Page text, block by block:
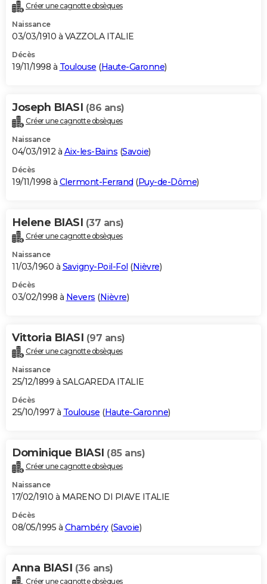
Créer une cagnotte obsèques
Naissance
03/03/1910 à VAZZOLA ITALIE
Décès
19/11/1998 à Toulouse (Haute-Garonne)
Joseph BIASI (86 ans)
Créer une cagnotte obsèques
Naissance
04/03/1912 à Aix-les-Bains (Savoie)
Décès
19/11/1998 à Clermont-Ferrand (Puy-de-Dôme)
Helene BIASI (37 ans)
Créer une cagnotte obsèques
Naissance
11/03/1960 à Savigny-Poil-Fol (Nièvre)
Décès
03/02/1998 à Nevers (Nièvre)
Vittoria BIASI (97 ans)
Créer une cagnotte obsèques
Naissance
25/12/1899 à SALGAREDA ITALIE
Décès
25/10/1997 à Toulouse (Haute-Garonne)
Dominique BIASI (85 ans)
Créer une cagnotte obsèques
Naissance
17/02/1910 à MARENO DI PIAVE ITALIE
Décès
08/05/1995 à Chambéry(Savoie)
Anna BIASI (36 ans)
Créer une cagnotte obsèques